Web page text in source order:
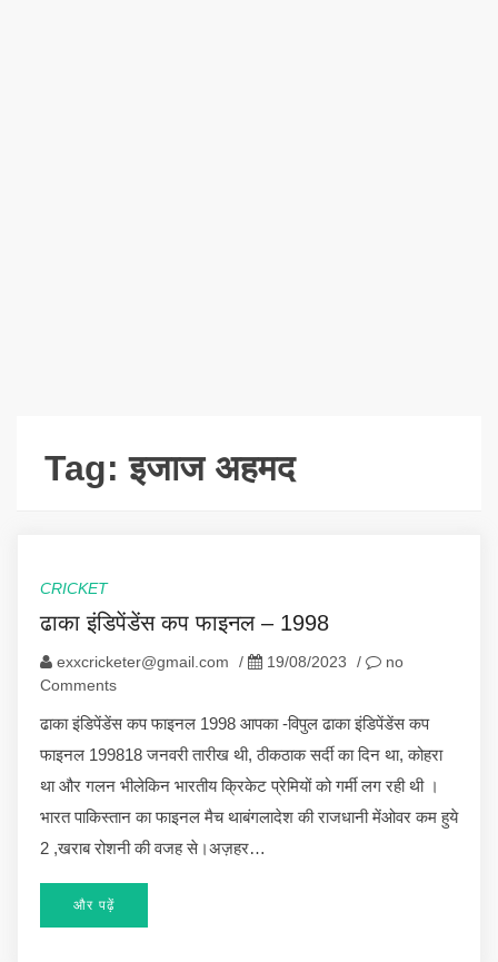
Tag:इजाज अहमद
CRICKET
ढाका इंडिपेंडेंस कप फाइनल – 1998
exxcricketer@gmail.com / 19/08/2023 /
no
Comments
ढाका इंडिपेंडेंस कप फाइनल 1998 आपका -विपुल ढाका इंडिपेंडेंस कप
फाइनल 199818 जनवरी तारीख थी, ठीकठाक सर्दी का दिन था, कोहरा
था और गलन भीलेकिन भारतीय क्रिकेट प्रेमियों को गर्मी लग रही थी ।
भारत पाकिस्तान का फाइनल मैच थाबंगलादेश की राजधानी मेंओवर कम हुये
2 ,खराब रोशनी की वजह से।अज़हर…
और पढ़ें